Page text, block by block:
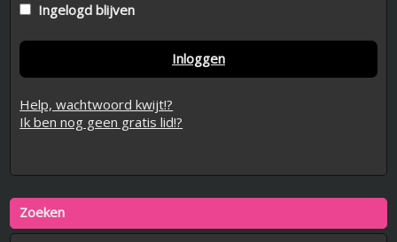
Ingelogd blijven
Inloggen
Help, wachtwoord kwijt!?
Ik ben nog geen gratis lid!?
Zoeken